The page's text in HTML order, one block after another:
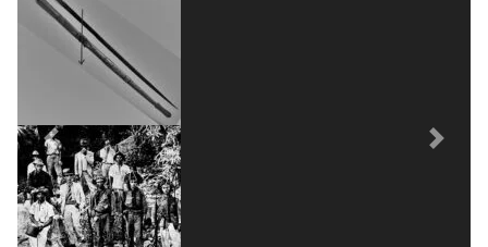
Previous Next